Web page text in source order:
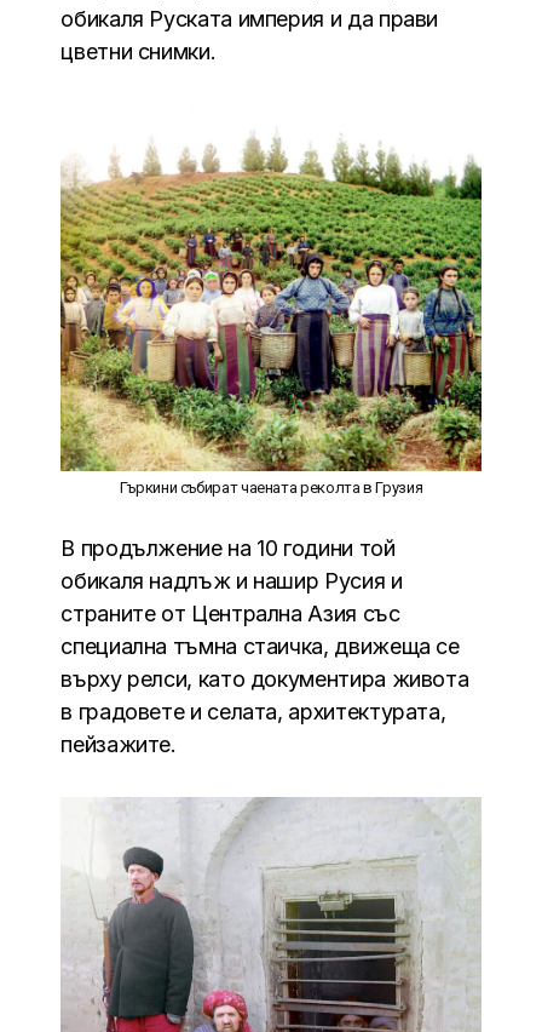
обикаля Руската империя и да прави
цветни снимки.
Гъркини събират чаената реколта в Грузия
В продължение на 10 години той
обикаля надлъж и нашир Русия и
страните от Централна Азия със
специална тъмна стаичка, движеща се
върху релси, като документира живота
в градовете и селата, архитектурата,
пейзажите.